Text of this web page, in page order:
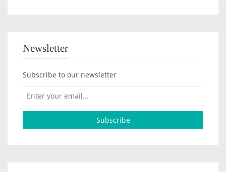
Newsletter
Subscribe to our newsletter